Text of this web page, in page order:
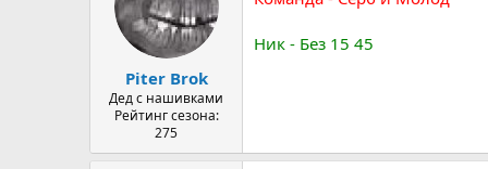
Piter Brok
Дед с нашивками
Рейтинг сезона:
275
Ник - Без 15 45